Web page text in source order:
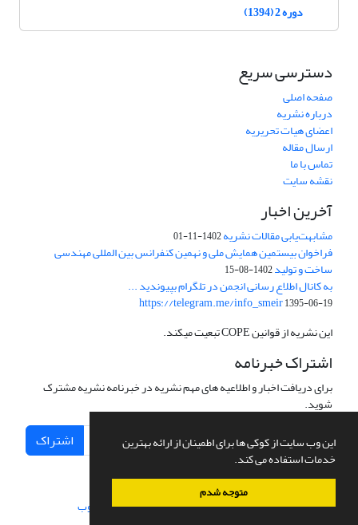
این وب سایت از کوکی ها برای اطمینان از ارائه بهترین
خدمات استفاده می کند.
متوجه شدم
دوره 2 (1394)
دسترسی سریع
صفحه اصلی
درباره نشریه
اعضای هیات تحریریه
ارسال مقاله
تماس با ما
نقشه سایت
آخرین اخبار
مشابهت‌یابی مقالات نشریه1402-11-01
فراخوان بیستمین همایش ملی و نهمین کنفرانس بین المللی مهندسی
ساخت و تولید1402-08-15
به کانال اطلاع رسانی انجمن در تلگرام بپیوندید ...
https://telegram.me/info_smeir1395-06-19
این نشریه از قوانین COPE تبعیت میکند.
اشتراک خبرنامه
برای دریافت اخبار و اطلاعیه های مهم نشریه در خبرنامه نشریه مشترک
شوید.
اشتراک
سامانه مدیریت نشریات علمی.طراحی و پیاده سازی از سیناوب